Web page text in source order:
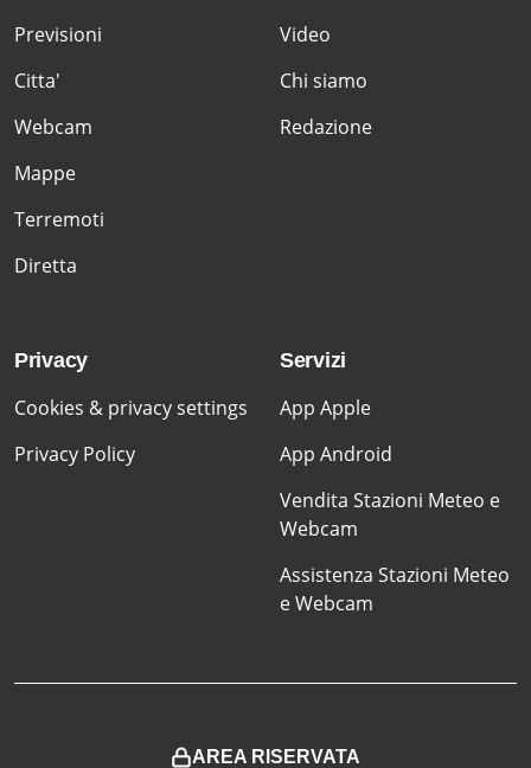
Previsioni
Citta'
Webcam
Mappe
Terremoti
Diretta
Video
Chi siamo
Redazione
Privacy
Cookies & privacy settings
Privacy Policy
Servizi
App Apple
App Android
Vendita Stazioni Meteo e
Webcam
Assistenza Stazioni Meteo
e Webcam
AREA RISERVATA